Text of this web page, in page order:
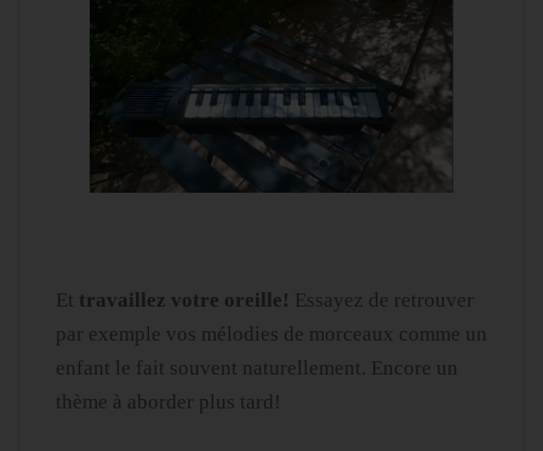
Et travaillez votre oreille! Essayez de retrouver
par exemple vos mélodies de morceaux comme un
enfant le fait souvent naturellement. Encore un
thème à aborder plus tard!